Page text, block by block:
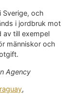
Sverige, och
i jordbruk mot
av till exempel
människor och
Agency
,